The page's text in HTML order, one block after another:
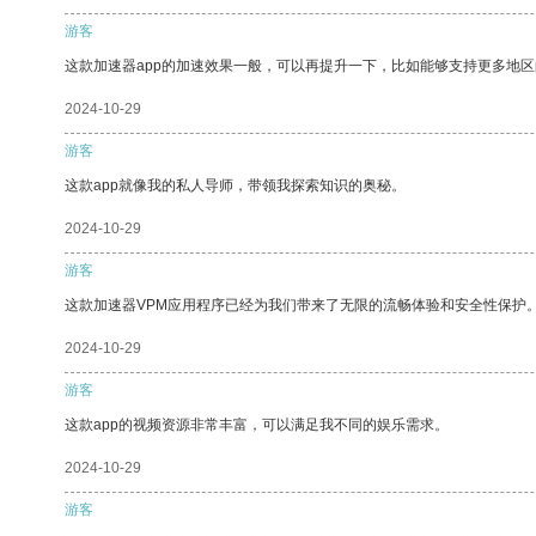
游客
这款加速器app的加速效果一般，可以再提升一下，比如能够支持更多地区
2024-10-29
游客
这款app就像我的私人导师，带领我探索知识的奥秘。
2024-10-29
游客
这款加速器VPM应用程序已经为我们带来了无限的流畅体验和安全性保护。
2024-10-29
游客
这款app的视频资源非常丰富，可以满足我不同的娱乐需求。
2024-10-29
游客